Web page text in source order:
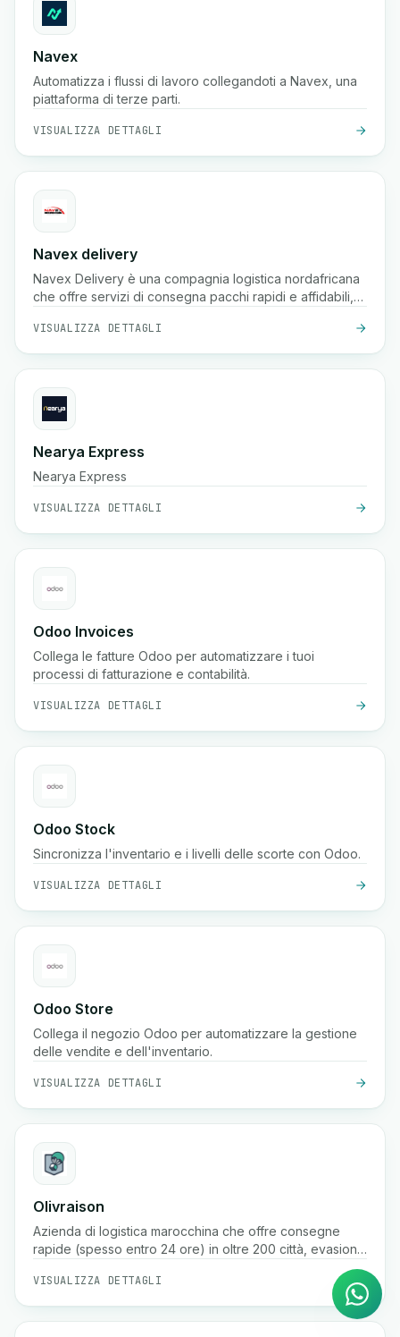
Navex
Automatizza i flussi di lavoro collegandoti a Navex, una
piattaforma di terze parti.
VISUALIZZA DETTAGLI
Navex delivery
Navex Delivery è una compagnia logistica nordafricana
che offre servizi di consegna pacchi rapidi e affidabili,
tempo reale per e-commerce e aziende.
VISUALIZZA DETTAGLI
Nearya Express
Nearya Express
VISUALIZZA DETTAGLI
Odoo Invoices
Collega le fatture Odoo per automatizzare i tuoi
processi di fatturazione e contabilità.
VISUALIZZA DETTAGLI
Odoo Stock
Sincronizza l'inventario e i livelli delle scorte con Odoo.
VISUALIZZA DETTAGLI
Odoo Store
Collega il negozio Odoo per automatizzare la gestione
delle vendite e dell'inventario.
VISUALIZZA DETTAGLI
Olivraison
Azienda di logistica marocchina che offre consegne
rapide (spesso entro 24 ore) in oltre 200 città, evasione
ordini e-commerce, tracciamento pacchi in tempo reale,
gestione contrassegno e servizi di magazzinaggio
VISUALIZZA DETTAGLI
Risposte istantanee su
WhatsApp